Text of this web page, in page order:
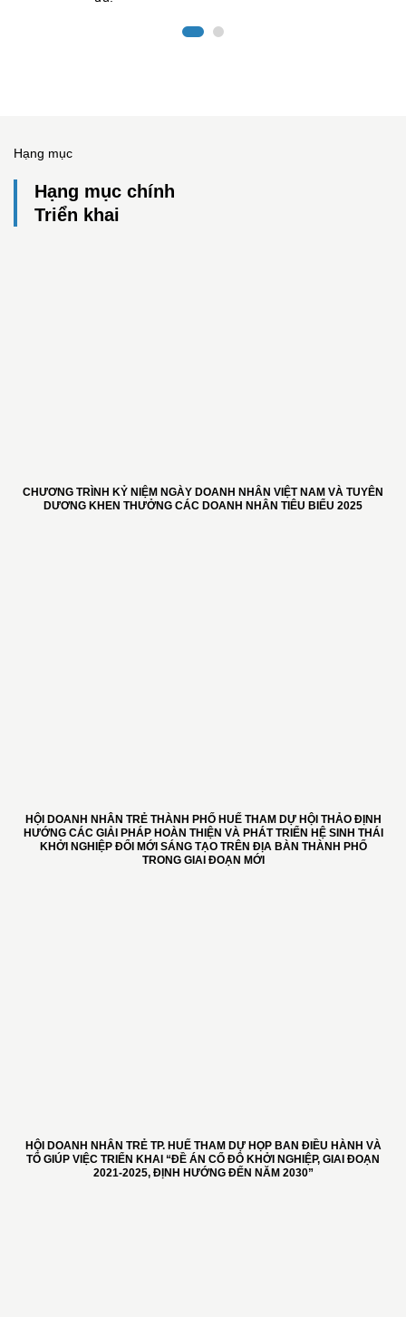
Hạng mục
Hạng mục chính
Triển khai
CHƯƠNG TRÌNH KỶ NIỆM NGÀY DOANH NHÂN VIỆT NAM VÀ TUYÊN
DƯƠNG KHEN THƯỞNG CÁC DOANH NHÂN TIÊU BIỂU 2025
HỘI DOANH NHÂN TRẺ THÀNH PHỐ HUẾ THAM DỰ HỘI THẢO ĐỊNH
HƯỚNG CÁC GIẢI PHÁP HOÀN THIỆN VÀ PHÁT TRIỂN HỆ SINH THÁI
KHỞI NGHIỆP ĐỔI MỚI SÁNG TẠO TRÊN ĐỊA BÀN THÀNH PHỐ
TRONG GIAI ĐOẠN MỚI
HỘI DOANH NHÂN TRẺ TP. HUẾ THAM DỰ HỌP BAN ĐIỀU HÀNH VÀ
TỔ GIÚP VIỆC TRIỂN KHAI “ĐỀ ÁN CỐ ĐÔ KHỞI NGHIỆP, GIAI ĐOẠN
2021-2025, ĐỊNH HƯỚNG ĐẾN NĂM 2030”